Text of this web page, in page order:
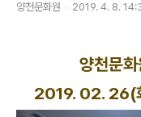
양천문화원 2019. 4. 8.
양천문
2019. 02. 26(